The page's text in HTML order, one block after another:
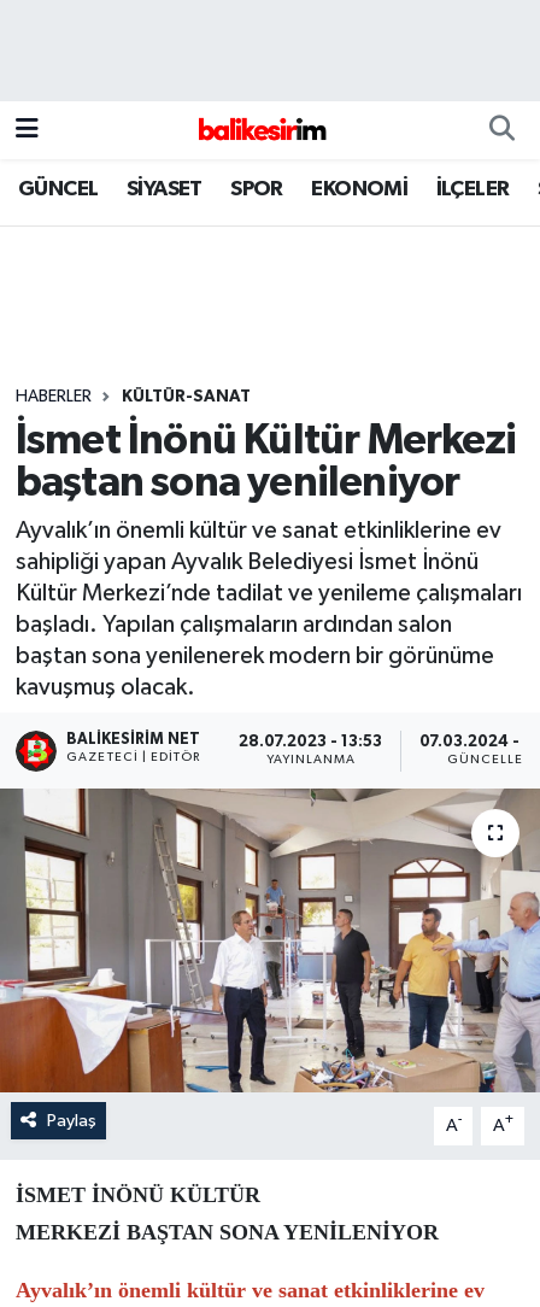
GÜNCEL SİYASET SPOR EKONOMİ İLÇELER
HABERLER KÜLTÜR-SANAT
İsmet İnönü Kültür Merkezi
baştan sona yenileniyor
Ayvalık’ın önemli kültür ve sanat etkinliklerine ev
sahipliği yapan Ayvalık Belediyesi İsmet İnönü
Kültür Merkezi’nde tadilat ve yenileme çalışmaları
başladı. Yapılan çalışmaların ardından salon
baştan sona yenilenerek modern bir görünüme
kavuşmuş olacak.
BALIKESIRIM NET
GAZETECI | EDITÖR
28.07.2023 - 13:53
YAYINLANMA
07.03.2024 -
Paylaş A- A+
İSMET İNÖNÜ KÜLTÜR
MERKEZİ BAŞTAN SONA YENİLENİYOR
Ayvalık’ın önemli kültür ve sanat etkinliklerine ev